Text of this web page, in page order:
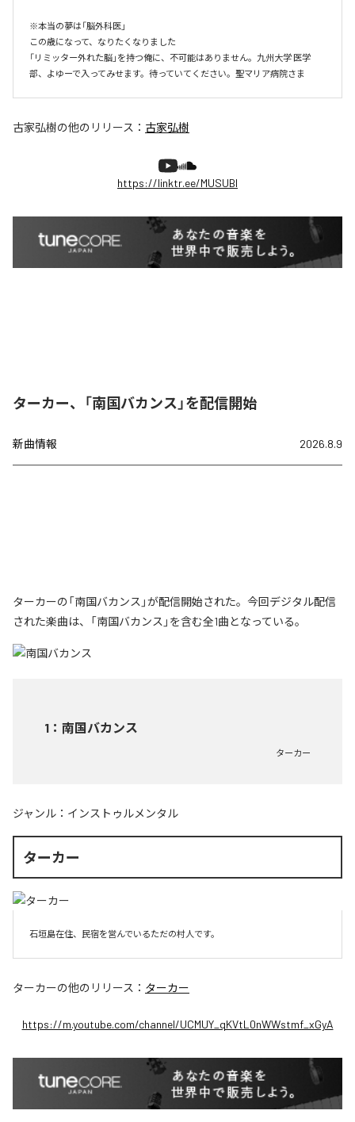
※本当の夢は「脳外科医」
この歳になって、なりたくなりました
「リミッター外れた脳」を持つ俺に、不可能はありません。九州大学 医学
部、よゆーで入ってみせます。待っていてください。聖マリア病院さま
古家弘樹の他のリリース： 古家弘樹
https://linktr.ee/MUSUBI
ターカー、「南国バカンス」を配信開始
新曲情報 2026.8.9
ターカーの「南国バカンス」が配信開始された。今回デジタル配信
された楽曲は、「南国バカンス」を含む全1曲となっている。
1 ： 南国バカンス
ターカー
ジャンル： インストゥルメンタル
ターカー
石垣島在住、民宿を営んでいるただの村人です。
ターカーの他のリリース： ターカー
https://m.youtube.com/channel/UCMUY_qKVtL0nWWstmf_xGyA